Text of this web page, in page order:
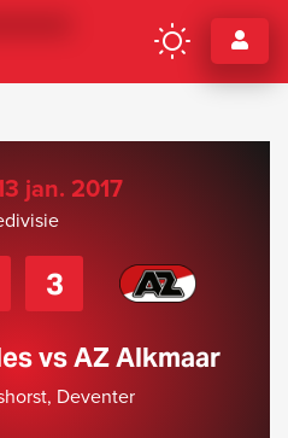
jan. 2017
3
vs AZ Alkmaar
Deventer